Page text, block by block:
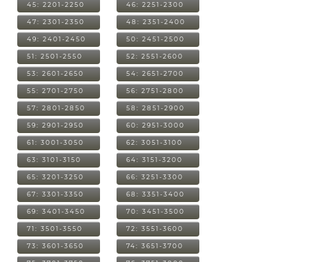
45: 2201-2250 46: 2251-2300
47: 2301-2350 48: 2351-2400
49: 2401-2450 50: 2451-2500
51: 2501-2550 52: 2551-2600
53: 2601-2650 54: 2651-2700
55: 2701-2750 56: 2751-2800
57: 2801-2850 58: 2851-2900
59: 2901-2950 60: 2951-3000
61: 3001-3050 62: 3051-3100
63: 3101-3150 64: 3151-3200
65: 3201-3250 66: 3251-3300
67: 3301-3350 68: 3351-3400
69: 3401-3450 70: 3451-3500
71: 3501-3550 72: 3551-3600
73: 3601-3650 74: 3651-3700